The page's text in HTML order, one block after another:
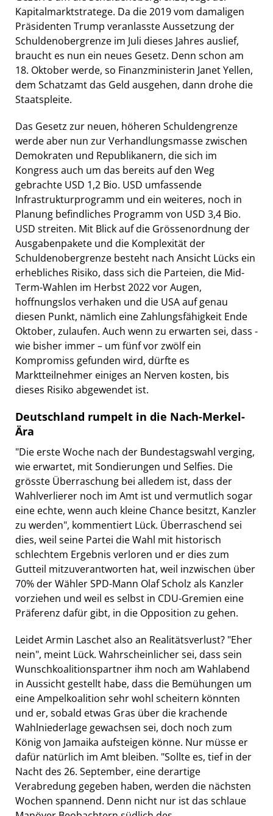
Kapitalmarktstratege. Da die 2019 vom damaligen
Präsidenten Trump veranlasste Aussetzung der
Schuldenobergrenze im Juli dieses Jahres auslief,
braucht es nun ein neues Gesetz. Denn schon am
18. Oktober werde, so Finanzministerin Janet Yellen,
dem Schatzamt das Geld ausgehen, dann drohe die
Staatspleite.
Das Gesetz zur neuen, höheren Schuldengrenze
werde aber nun zur Verhandlungsmasse zwischen
Demokraten und Republikanern, die sich im
Kongress auch um das bereits auf den Weg
gebrachte USD 1,2 Bio. USD umfassende
Infrastrukturprogramm und ein weiteres, noch in
Planung befindliches Programm von USD 3,4 Bio.
USD streiten. Mit Blick auf die Grössenordnung der
Ausgabenpakete und die Komplexität der
Schuldenobergrenze besteht nach Ansicht Lücks ein
erhebliches Risiko, dass sich die Parteien, die Mid-
Term-Wahlen im Herbst 2022 vor Augen,
hoffnungslos verhaken und die USA auf genau
diesen Punkt, nämlich eine Zahlungsfähigkeit Ende
Oktober, zulaufen. Auch wenn zu erwarten sei, dass -
wie bisher immer – um fünf vor zwölf ein
Kompromiss gefunden wird, dürfte es
Marktteilnehmer einiges an Nerven kosten, bis
dieses Risiko abgewendet ist.
Deutschland rumpelt in die Nach-Merkel-
Ära
"Die erste Woche nach der Bundestagswahl verging,
wie erwartet, mit Sondierungen und Selfies. Die
grösste Überraschung bei alledem ist, dass der
Wahlverlierer noch im Amt ist und vermutlich sogar
eine echte, wenn auch kleine Chance besitzt, Kanzler
zu werden", kommentiert Lück. Überraschend sei
dies, weil seine Partei die Wahl mit historisch
schlechtem Ergebnis verloren und er dies zum
Gutteil mitzuverantworten hat, weil inzwischen über
70% der Wähler SPD-Mann Olaf Scholz als Kanzler
vorziehen und weil es selbst in CDU-Gremien eine
Präferenz dafür gibt, in die Opposition zu gehen.
Leidet Armin Laschet also an Realitätsverlust? "Eher
nein", meint Lück. Wahrscheinlicher sei, dass sein
Wunschkoalitionspartner ihm noch am Wahlabend
in Aussicht gestellt habe, dass die Bemühungen um
eine Ampelkoalition sehr wohl scheitern könnten
und er, sobald etwas Gras über die krachende
Wahlniederlage gewachsen sei, doch noch zum
König von Jamaika aufsteigen könne. Nur müsse er
dafür natürlich im Amt bleiben. "Sollte es, tief in der
Nacht des 26. September, eine derartige
Verabredung gegeben haben, werden die nächsten
Wochen spannend. Denn nicht nur ist das schlaue